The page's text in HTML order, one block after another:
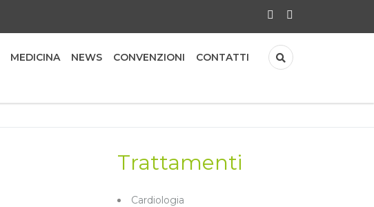
MEDICINA NEWS CONVENZIONI CONTATTI
Trattamenti
Cardiologia